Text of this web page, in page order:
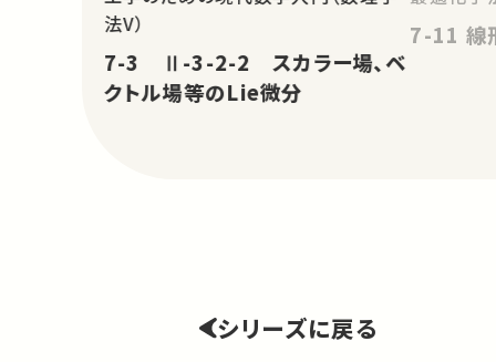
法V）
7-3 Ⅱ-3-2-2 スカラー場、ベ
クトル場等のLie微分
7-11 線
シリーズに戻る